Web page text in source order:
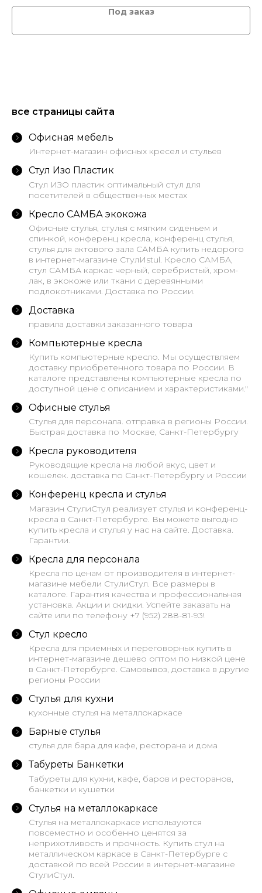
все страницы сайта
Офисная мебель
Интернет-магазин офисных кресел и стульев
Стул Изо Пластик
Стул ИЗО пластик оптимальный стул для
посетителей в общественных местах
Кресло САМБА экокожа
Офисные стулья, стулья с мягким сиденьем и
спинкой, конференц кресла, конференц стулья,
стулья для актового зала САМБА купить недорого
в интернет-магазине СтулИstul. Кресло САМБА,
стул САМБА каркас черный, серебристый, хром-
лак, в экокоже или ткани с деревянными
подлокотниками. Доставка по России.
Доставка
правила доставки заказанного товара
Компьютерные кресла
Купить компьютерные кресло. Мы осуществляем
доставку приобретенного товара по России. В
каталоге представлены компьютерные кресла по
доступной цене с описанием и характеристиками."
Офисные стулья
Стулья для персонала. отправка в регионы России.
Быстрая доставка по Москве, Санкт-Петербургу
Кресла руководителя
Руководящие кресла на любой вкус, цвет и
кошелек. доставка по Санкт-Петербургу и России
Конференц кресла и стулья
Магазин СтулиСтул реализует стулья и конференц-
кресла в Санкт-Петербурге. Вы можете выгодно
купить кресла и стулья у нас на сайте. Доставка.
Гарантии.
Кресла для персонала
Кресла по ценам от производителя в интернет-
магазине мебели СтулиСтул. Все размеры в
каталоге. Гарантия качества и профессиональная
установка. Акции и скидки. Успейте заказать на
сайте или по телефону +7 (952) 288-81-93!
Стул кресло
Кресла для приемных и переговорных купить в
интернет-магазине дешево оптом по низкой цене
в Санкт-Петербурге. Самовывоз, доставка в другие
регионы России
Стулья для кухни
кухонные стулья на металлокаркасе
Барные стулья
стулья для бара для кафе, ресторана и дома
Табуреты Банкетки
Табуреты для кухни, кафе, баров и ресторанов,
банкетки и кушетки
Стулья на металлокаркасе
Стулья на металлокаркасе используются
повсеместно и особенно ценятся за
неприхотливость и прочность. Купить стул на
металлическом каркасе в Санкт-Петербурге с
доставкой по всей России в интернет-магазине
СтулиСтул.